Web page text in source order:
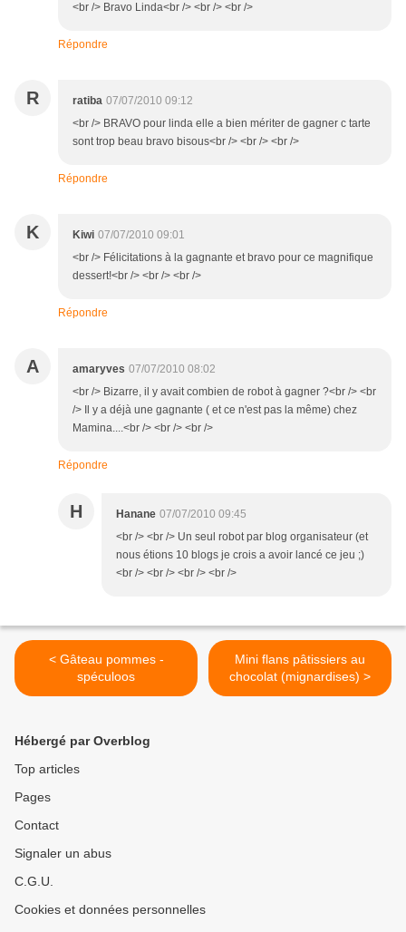
<br /> Bravo Linda<br /> <br /> <br />
Répondre
R ratiba 07/07/2010 09:12
<br /> BRAVO pour linda elle a bien mériter de gagner c tarte
sont trop beau bravo bisous<br /> <br /> <br />
Répondre
K Kiwi 07/07/2010 09:01
<br /> Félicitations à la gagnante et bravo pour ce magnifique
dessert!<br /> <br /> <br />
Répondre
A amaryves 07/07/2010 08:02
<br /> Bizarre, il y avait combien de robot à gagner ?<br /> <br
/> Il y a déjà une gagnante ( et ce n'est pas la même) chez
Mamina....<br /> <br /> <br />
Répondre
H Hanane 07/07/2010 09:45
<br /> <br /> Un seul robot par blog organisateur (et
nous étions 10 blogs je crois a avoir lancé ce jeu ;)
<br /> <br /> <br /> <br />
< Gâteau pommes -
spéculoos
Mini flans pâtissiers au
chocolat (mignardises) >
Hébergé par Overblog
Top articles
Pages
Contact
Signaler un abus
C.G.U.
Cookies et données personnelles